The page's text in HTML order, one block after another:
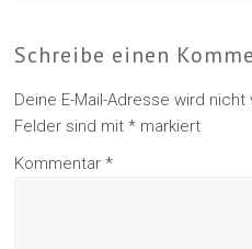
Schreibe einen
Deine E-Mail-Adresse wird
Felder sind mit* markiert
Kommentar*